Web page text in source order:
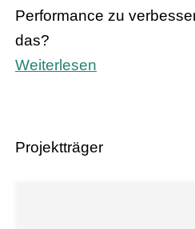
Performance zu
das?
Weiterlesen
Projektträger